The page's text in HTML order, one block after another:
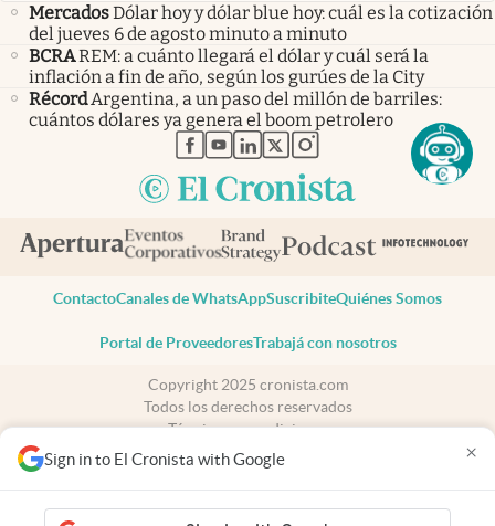
Sign in to El Cronista with Google ×
MercadosDólar hoy y dólar blue hoy: cuál es la cotización
del jueves 6 de agosto minuto a minuto
BCRAREM: a cuánto llegará el dólar y cuál será la
inflación a fin de año, según los gurúes de la City
Récord Argentina, a un paso del millón de barriles:
cuántos dólares ya genera el boom petrolero
abre en nueva pestaña
abre en nueva pestaña
abre en nueva pestaña
abre en nueva pestaña
abre en nueva pestaña
ContactoCanales de WhatsAppSuscribiteQuiénes Somos
Portal de ProveedoresTrabajá con nosotros
Copyright 2025 cronista.com
Todos los derechos reservados
Términos y condiciones
Privacidad
Consentimiento